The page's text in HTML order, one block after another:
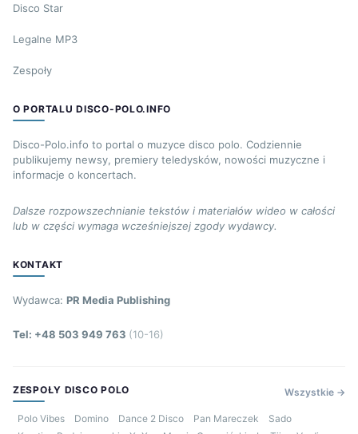
Disco Star
Legalne MP3
Zespoły
O PORTALU DISCO-POLO.INFO
Disco-Polo.info to portal o muzyce disco polo. Codziennie
publikujemy newsy, premiery teledysków, nowości muzyczne i
informacje o koncertach.
Dalsze rozpowszechnianie tekstów i materiałów wideo w całości
lub w części wymaga wcześniejszej zgody wydawcy.
KONTAKT
Wydawca: PR Media Publishing
Tel: +48 503 949 763 (10-16)
ZESPOŁY DISCO POLO Wszystkie →
Polo Vibes Domino Dance 2 Disco Pan Mareczek
Sado